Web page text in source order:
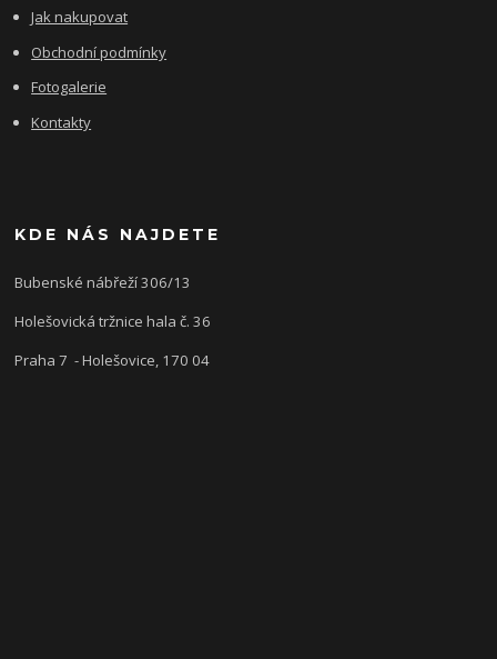
Jak nakupovat
Obchodní podmínky
Fotogalerie
Kontakty
KDE NÁS NAJDETE
Bubenské nábřeží 306/13
Holešovická tržnice hala č. 36
Praha 7 - Holešovice, 170 04